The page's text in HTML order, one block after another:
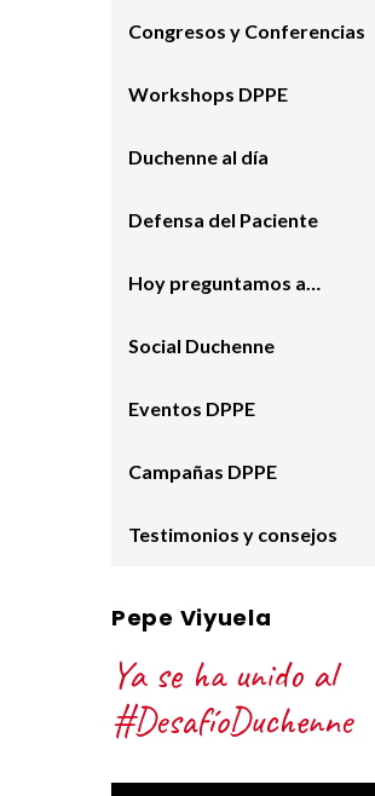
Congresos y Conferencias
Workshops DPPE
Duchenne al día
Defensa del Paciente
Hoy preguntamos a…
Social Duchenne
Eventos DPPE
Campañas DPPE
Testimonios y consejos
Pepe Viyuela
Ya se ha unido al
#DesafíoDuchenne